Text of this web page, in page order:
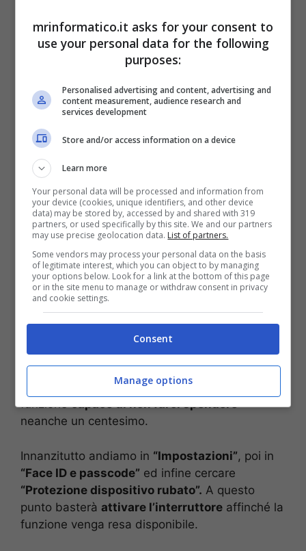
applicare delle funzioni capaci di bloccare
tentativi di attacchi e di virus.
Cosa bisognaattivareprecisamente? Si tratta
precisamentedi un nuovo updateche riguarda
iOS 17.3.
funzioni correttamente abbiamo bisogno di
aggiornamento
smartphone.
Difendere il telefono
Solitamente dopo aver acquistato un nuovo
smartphone,il primo pensieroè quello di
installare o scaricare una buona applicazione o
anti virus che in poco tempo possa
ulteriori complicanze.
Sappiamoche alcune app costanoanche
abbastanza, ma all’interno del telefono c’è una
funzionecapace di non farci spendere
neanche un centesimo.
Innanzitutto andiamo in “Impostazioni”, poi in
“Face ID e passcode” ed infine cercare
“Protezione dispositivo rubato”. A questo
punto basterà attivare l’interruttore affinché la
funzione venga resa disponibile.
mrinformatico.it asks for your consent to
use your personal data for the following
purposes:
Personalised advertising and content, advertising and
content measurement, audience research and
services development
Store and/or access information on a device
Learn more
Your personal data will be processed and information from
your device (cookies, unique identifiers, and other device
data) may be stored by, accessed by and shared with 319
partners, or used specifically by this site. We and our partners
may use precise geolocation data. List of partners.
Some vendors may process your personal data on the basis
of legitimate interest, which you can object to by managing
your options below. Look for a link at the bottom of this page
or in the site menu to manage or withdraw consent in privacy
and cookie settings.
Consent
Manage options